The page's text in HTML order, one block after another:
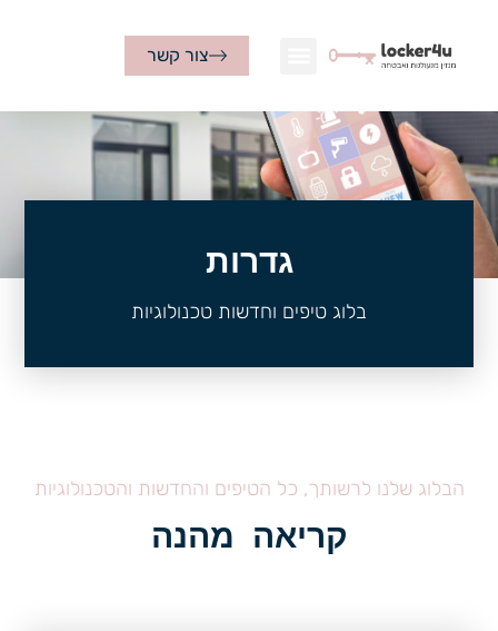
צור קשר
גדרות
בלוג טיפים וחדשות טכנולוגיות
הבלוג שלנו לרשותך, כל הטיפים והחדשות והטכנולוגיות
קריאה מהנה